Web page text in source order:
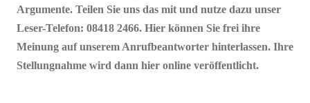
Argumente. Teilen Sie uns das mit und nutze dazu unser
Leser-Telefon: 08418 2466. Hier können Sie frei ihre
Meinung auf unserem Anrufbeantworter hinterlassen. Ihre
Stellungnahme wird dann hier online veröffentlicht.